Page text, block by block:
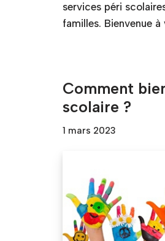
services péri
familles. Bienvenue à
Comment
scolaire ?
1 mars 2023